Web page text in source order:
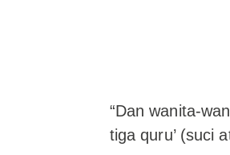
“Dan wanita-
tiga quru’ (suci